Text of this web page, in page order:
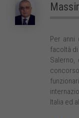
Per anni
facoltà di
Italia ed